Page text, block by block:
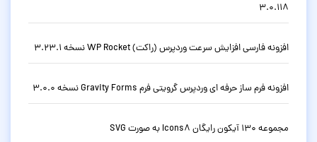
3.0.118
افزونه فارسی افزایش سرعت وردپرس (راکت) WP Rocket نسخه 3.23.1
افزونه فرم ساز حرفه ای وردپرس گرویتی فرم Gravity Forms نسخه 3.0.0
مجموعه 130 آیکون رایگان Icons8 به صورت SVG